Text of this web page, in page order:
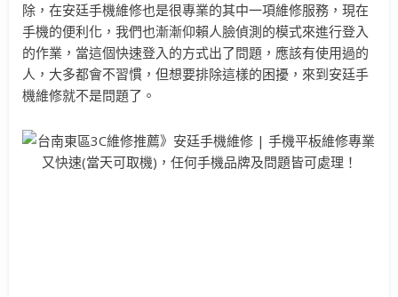
除，在安廷手機維修也是很專業的其中一項維修服務，現在
手機的便利化，我們也漸漸仰賴人臉偵測的模式來進行登入
的作業，當這個快速登入的方式出了問題，應該有使用過的
人，大多都會不習慣，但想要排除這樣的困擾，來到安廷手
機維修就不是問題了。